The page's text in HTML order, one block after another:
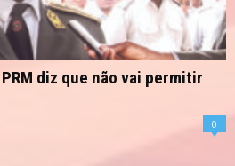
diz que não vai permitir
0